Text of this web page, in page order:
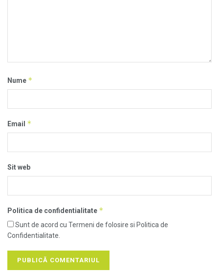
Nume *
Email *
Sit web
Politica de confidentialitate *
Sunt de acord cu Termeni de folosire si Politica de
Confidentialitate.